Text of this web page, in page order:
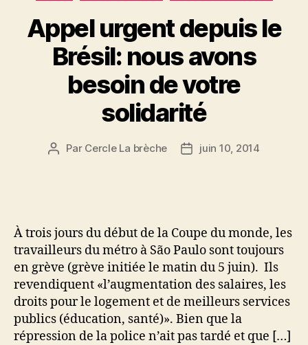
Appel urgent depuis le
Brésil: nous avons
besoin de votre
solidarité
Auteur
Par Cercle La brèche
Datejuin 10, 2014
À trois jours du début de la Coupe du monde, les
travailleurs du métro à São Paulo sont toujours
en grève (grève initiée le matin du 5 juin). Ils
revendiquent «l’augmentation des salaires, les
droits pour le logement et de meilleurs services
publics (éducation, santé)». Bien que la
répression de la police n’ait pas tardé et que […]